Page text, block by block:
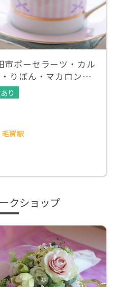
ポーセラーツ・カル
りぼん・マカロンタ
り
賀駅
クショップ